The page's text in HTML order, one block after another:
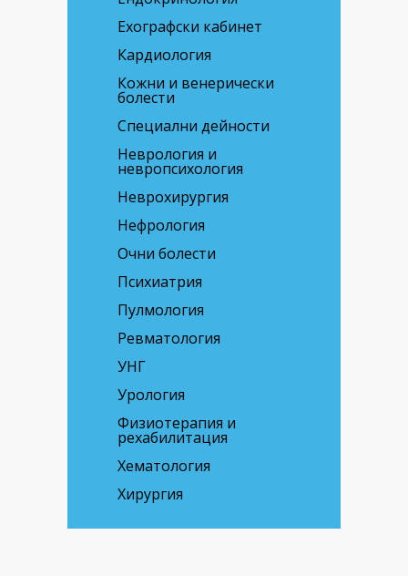
Ехографски кабинет
Кардиология
Кожни и венерически
болести
Специални дейности
Неврология и
невропсихология
Неврохирургия
Нефрология
Очни болести
Психиатрия
Пулмология
Ревматология
УНГ
Урология
Физиотерапия и
рехабилитация
Хематология
Хирургия